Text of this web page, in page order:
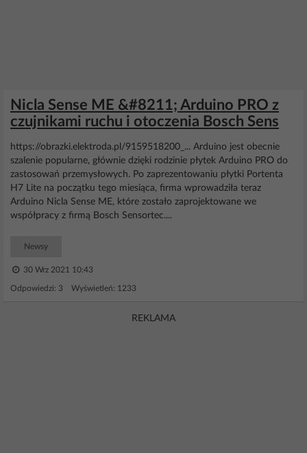
Nicla Sense ME &#8211; Arduino PRO z
czujnikami ruchu i otoczenia Bosch Sens
https://obrazki.elektroda.pl/9159518200_... Arduino jest obecnie
szalenie popularne, głównie dzięki rodzinie płytek Arduino PRO do
zastosowań przemysłowych. Po zaprezentowaniu płytki Portenta
H7 Lite na początku tego miesiąca, firma wprowadziła teraz
Arduino Nicla Sense ME, które zostało zaprojektowane we
współpracy z firmą Bosch Sensortec....
Newsy
30 Wrz 2021 10:43
Odpowiedzi: 3 Wyświetleń: 1233
REKLAMA